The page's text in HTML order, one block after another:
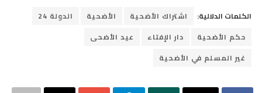
الكلمات الدلالية: اشتراك الأضحية الأضحية
الدولة 24
حكم الأضحية
دار الإفتاء
عيد الأضحى
غير المسلم في الأضحية